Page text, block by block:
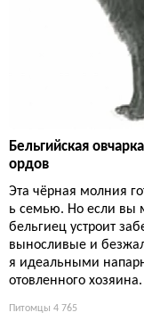
Бельгийская
ордов
Эта чёрная молния
ь семью. Но если вы
бельгиец устроит
выносливые и
я идеальными
отовленного хозяина.
Питомцы 4 765